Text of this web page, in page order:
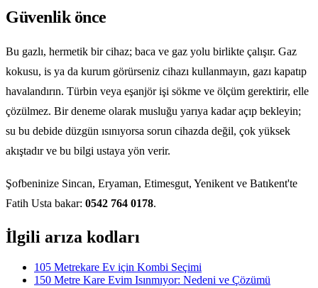
Güvenlik önce
Bu gazlı, hermetik bir cihaz; baca ve gaz yolu birlikte çalışır. Gaz
kokusu, is ya da kurum görürseniz cihazı kullanmayın, gazı kapatıp
havalandırın. Türbin veya eşanjör işi sökme ve ölçüm gerektirir, elle
çözülmez. Bir deneme olarak musluğu yarıya kadar açıp bekleyin;
su bu debide düzgün ısınıyorsa sorun cihazda değil, çok yüksek
akıştadır ve bu bilgi ustaya yön verir.
Şofbeninize Sincan, Eryaman, Etimesgut, Yenikent ve Batıkent'te
Fatih Usta bakar: 0542 764 0178.
İlgili arıza kodları
105 Metrekare Ev için Kombi Seçimi
150 Metre Kare Evim Isınmıyor: Nedeni ve Çözümü